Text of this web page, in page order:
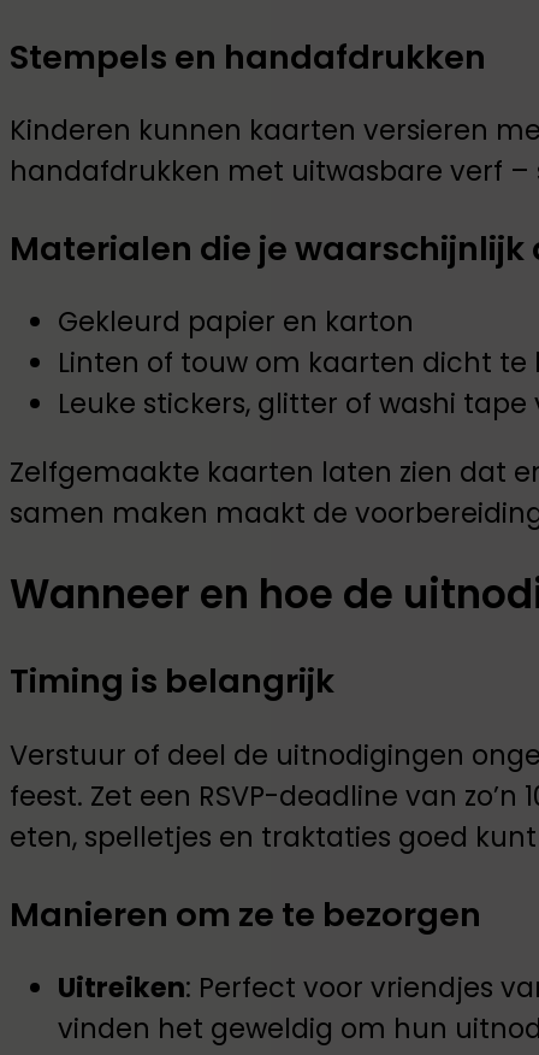
Stempels en handafdrukken
Kinderen kunnen kaarten versieren
handafdrukken met uitwasbare verf –
Materialen die je waarschijnlijk
Gekleurd papier en karton
Linten of touw om kaarten dicht te
Leuke stickers, glitter of washi
Zelfgemaakte kaarten laten zien dat
samen maken maakt de
Wanneer en hoe de
Timing is belangrijk
Verstuur of deel de uitnodigingen
feest. Zet een RSVP-deadline van
eten, spelletjes en traktaties goed
Manieren om ze te bezorgen
Uitreiken: Perfect voor vriendjes
vinden het geweldig om hun